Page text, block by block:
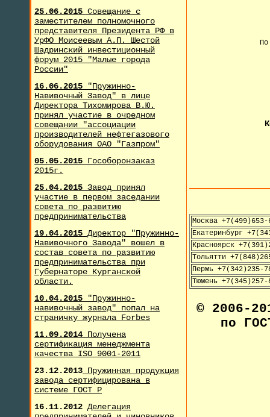
25.06.2015 Совещание с
заместителем полномочного
представителя Президента РФ в
УрФО Моисеевым А.П. Шестой
Шадринский инвестиционный
форум 2015 "Малые города
России"
16.06.2015
"Пружинно-
Навивочный Завод" в лице
Директора Тихомирова В.Ю.
принял участие в очредном
совещании "ассоциации
производителей нефтегазового
оборудования ОАО "Газпром"
05.05.2015 Гособоронзаказ
2015г.
25.04.2015 Завод принял
участие в первом заседании
совета по развитию
предпринимательства
19.04.2015 Директор "Пружинно-
Навивочного Завода" вошел в
состав совета по развитию
предпринимательства при
Губернаторе Курганской
области.
10.04.2015 "Пружинно-
навивочный завод" попал на
страничку журнала Forbes
11.09.2014 Получена
сертификация менеджмента
качества ISO 9001-2011
23.12.2013 Пружинная продукция
завода сертифицирована в
системе ГОСТ Р
16.11.2012 Делегация
Москва +7(499)653-
Екатеринбург
Красноярск
Тольятти
Пермь +7(342)235-
Тюмень +7(345)257-
© 2006-
по